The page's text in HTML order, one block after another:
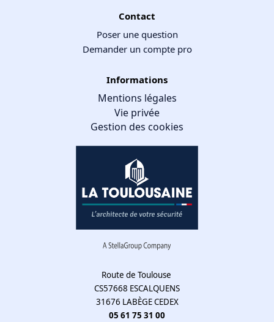
Contact
Poser une question
Demander un compte pro
Informations
Mentions légales
Vie privée
Gestion des cookies
Route de Toulouse
CS57668 ESCALQUENS
31676 LABÈGE CEDEX
05 61 75 31 00
Gestion des cookies
Nous utilisons des cookies qui facilitent l'utilisation du site,
améliorent la performance et la sécurité du site internet.
Faites-nous part de vos préférences de cookies pour chaque
À quoi servent ces cookies :
Cookies obligatoires